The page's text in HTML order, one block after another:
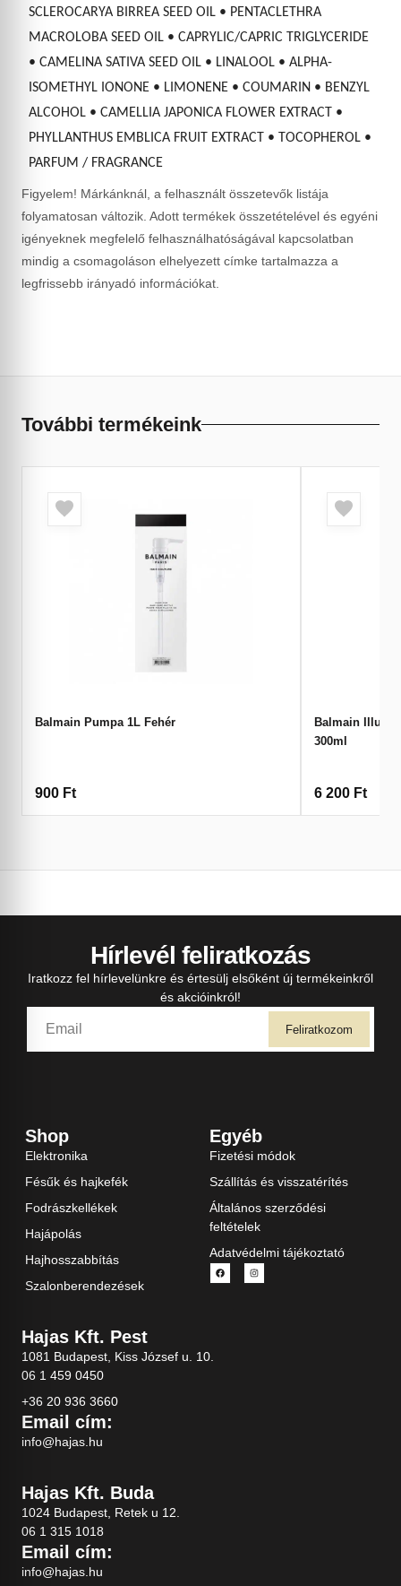
SCLEROCARYA BIRREA SEED OIL • PENTACLETHRA
MACROLOBA SEED OIL • CAPRYLIC/CAPRIC TRIGLYCERIDE
• CAMELINA SATIVA SEED OIL • LINALOOL • ALPHA-
ISOMETHYL IONONE • LIMONENE • COUMARIN • BENZYL
ALCOHOL • CAMELLIA JAPONICA FLOWER EXTRACT •
PHYLLANTHUS EMBLICA FRUIT EXTRACT • TOCOPHEROL •
PARFUM / FRAGRANCE
Figyelem! Márkánknál, a felhasznált összetevők listája
folyamatosan változik. Adott termékek összetételével és egyéni
igényeknek megfelelő felhasználhatóságával kapcsolatban
mindig a csomagoláson elhelyezett címke tartalmazza a
legfrissebb irányadó információkat.
További termékeink
Balmain Pumpa 1L Fehér
900 Ft
Balmain
300ml
6 200 Ft
Hírlevél feliratkozás
Iratkozz fel hírlevelünkre és értesülj elsőként új termékeinkről
és akcióinkról!
Feliratkozom
Shop
Elektronika
Fésűk és hajkefék
Fodrászkellékek
Hajápolás
Hajhosszabbítás
Szalonberendezések
Egyéb
Fizetési módok
Szállítás és visszatérítés
Általános szerződési
feltételek
Adatvédelmi tájékoztató
Hajas Kft. Pest
1081 Budapest, Kiss József u. 10.
06 1 459 0450
+36 20 936 3660
Email cím:
info@hajas.hu
Hajas Kft. Buda
1024 Budapest, Retek u 12.
06 1 315 1018
Email cím:
info@hajas.hu